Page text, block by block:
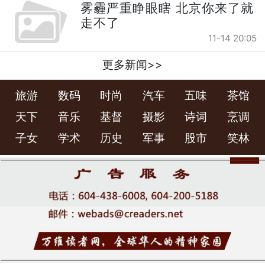
雾霾严重睁眼瞎 北京你来了就
走不了
11-14 20:05
更多新闻>>
旅游 数码 时尚 汽车 五味
茶馆
天下
音乐 基督 摄影 诗词
烹调
子女
学术 历史 军事 股市 笑林